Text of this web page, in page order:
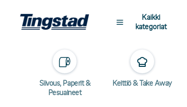
Kaikki
kategoriat
Siivous, Paperit &
Pesuaineet
Keittiö & Take Away